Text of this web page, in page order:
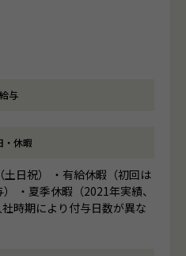
給与
・休暇
土日祝） ・有給休暇（初回は
・夏季休暇（2021年実績、
時期により付与日数が異な